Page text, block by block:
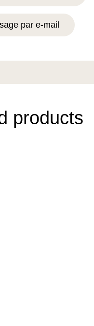
par e-mail
products